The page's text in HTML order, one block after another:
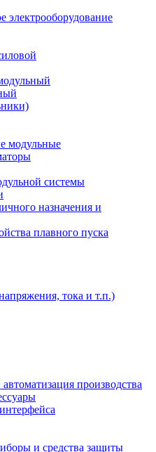
электрооборудование
модульные
системы
назначения и
плавного пуска
тока и т.п.)
производства
и средства защиты